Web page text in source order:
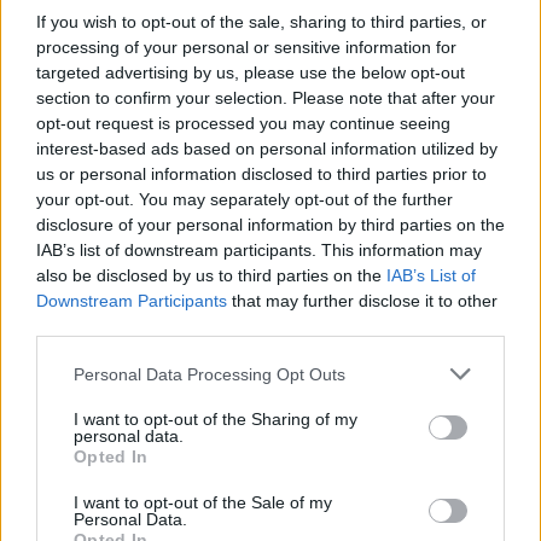
If you wish to opt-out of the sale, sharing to third parties, or
processing of your personal or sensitive information for
targeted advertising by us, please use the below opt-out
section to confirm your selection. Please note that after your
opt-out request is processed you may continue seeing
interest-based ads based on personal information utilized by
us or personal information disclosed to third parties prior to
your opt-out. You may separately opt-out of the further
disclosure of your personal information by third parties on the
IAB’s list of downstream participants. This information may
also be disclosed by us to third parties on the IAB’s List of
Downstream Participants that may further disclose it to other
Please note that this website/app uses one or more Google
not limited to your visit or usage behaviour. You may click to
grant or deny consent to Google and its third-party tags to
use your data for below specified purposes in below Google
consent section.
Personal Data Processing Opt Outs
I want to opt-out of the Sharing of my
personal data.
Opted In
I want to opt-out of the Sale of my
Personal Data.
Ismét bombáznak a vadászgépek: az
iráni háború újraindításáról posztolt
Trump
A szakértő szerint a képek igazolják
a hadművelet céljait
Jeremy Binnie, a Janes védelmi elemzőintézet
Közel-Kelet-szakértője a BBC-nek úgy
nyilatkozott, hogy
a műholdfelvételeken látható
pusztítás megfelel annak, amit
korábban az izraeli és amerikai
hadműveletekről hivatalosan